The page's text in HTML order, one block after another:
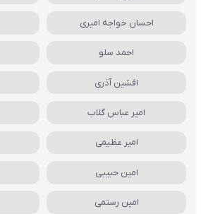
احسان خواجه امیری
احمد سلو
افشین آذری
امیر عباس گلاب
امیر عظیمی
امین حبیبی
امین رستمی